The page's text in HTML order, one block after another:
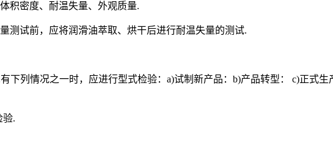
积密度、耐温失量、外观质量.
测试前，应将润滑油萃取、烘干后进行耐温失量的测试.
下列情况之一时，应进行型式检验：a)试制新产品：b)产品转型： c)正式
验.